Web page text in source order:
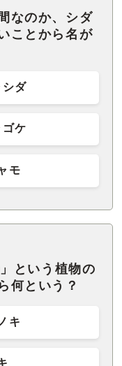
なのか、シダ
ことから名が
ダ
ケ
モ
」という植物の
何という？
キ